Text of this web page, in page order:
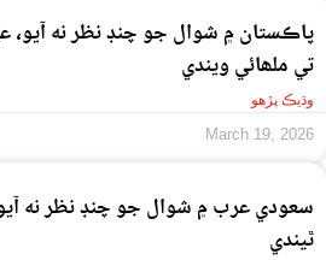
تي ملھائي ويندي
وڌيڪ پڙهو
March 19, 2026
ٿيندي